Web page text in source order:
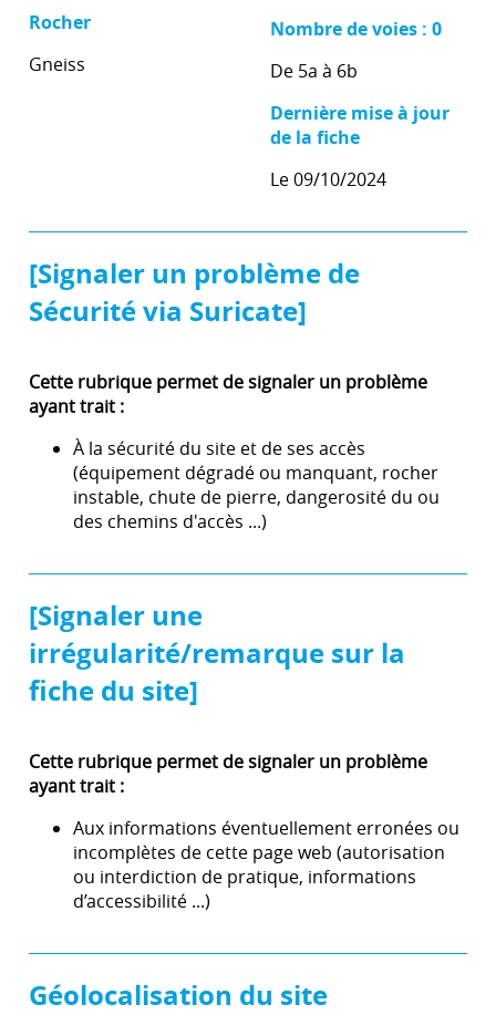
Rocher
Gneiss
Nombre de voies : 0
De 5a à 6b
Dernière mise à jour
de la fiche
Le 09/10/2024
[Signaler un problème de
Sécurité via Suricate]
Cette rubrique permet de signaler un problème
ayant trait :
À la sécurité du site et de ses accès
(équipement dégradé ou manquant, rocher
instable, chute de pierre, dangerosité du ou
des chemins d'accès ...)
[Signaler une
irrégularité/remarque sur la
fiche du site]
Cette rubrique permet de signaler un problème
ayant trait :
Aux informations éventuellement erronées ou
incomplètes de cette page web (autorisation
ou interdiction de pratique, informations
d’accessibilité ...)
Géolocalisation du site